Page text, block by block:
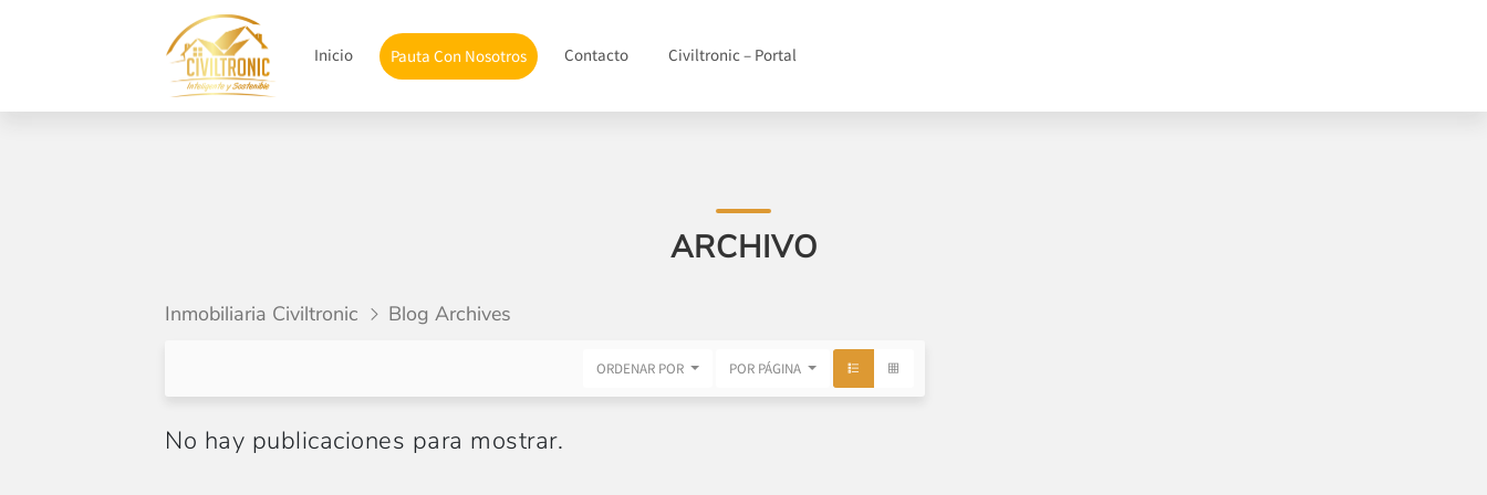
Inicio Pauta Con Nosotros Contacto Civiltronic – Portal
ARCHIVO
Inmobiliaria Civiltronic Blog Archives
ORDENAR POR POR PÁGINA
No hay publicaciones para mostrar.